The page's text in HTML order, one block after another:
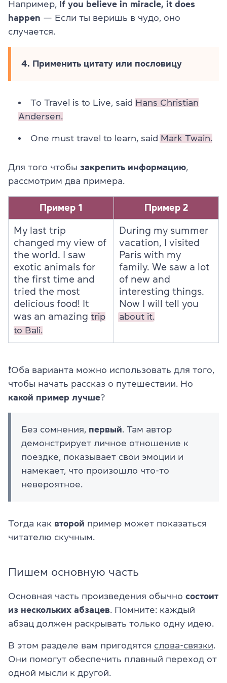
Например, If you believe in miracle, it does
happen — Если ты веришь в чудо, оно
случается.
4. Применить цитату или пословицу
To Travel is to Live, said Hans Christian
Andersen.
One must travel to learn, said Mark Twain.
Для того чтобы закрепить информацию
рассмотрим два примера.
Пример 1 Пример 2
My last trip
changed my view of
the world. I saw
exotic animals for
the first time and
tried the most
delicious food! It
was an amazing trip
to Bali.
During my summer
vacation, I visited
Paris with my
family. We saw a lot
of new and
interesting things.
Now I will tell you
about it.
❗Оба варианта можно использовать для того,
чтобы начать рассказ о путешествии. Но
какой пример лучше?
Без сомнения, первый . Там автор
демонстрирует личное отношение к
поездке, показывает свои эмоции и
намекает, что произошло что-то
невероятное.
Тогда как второй пример может показаться
читателю скучным.
Пишем основную часть
Основная часть произведения обычно состоит
из нескольких абзацев . Помните: каждый
абзац должен раскрывать только одну идею.
В этом разделе вам пригодятся слова-связки
Они помогут обеспечить плавный переход от
одной мысли к другой.